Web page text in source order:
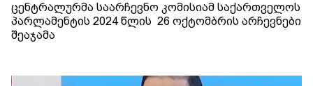
ცენტრალურმა საარჩევნო კომისიამ საქართველოს
პარლამენტის 2024 წლის 26 ოქტომბრის არჩევნები
შეაჯამა